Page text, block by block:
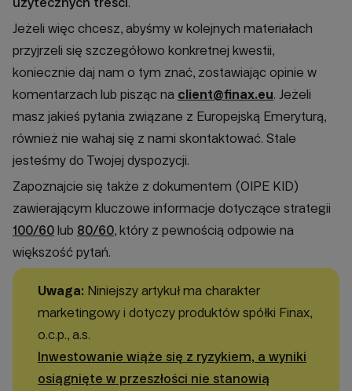
Jeżeli więc chcesz, abyśmy w kolejnych materiałach
przyjrzeli się szczegółowo konkretnej kwestii,
koniecznie daj nam o tym znać, zostawiając opinie w
komentarzach lub pisząc na client@finax.eu. Jeżeli
masz jakieś pytania związane z Europejską Emeryturą,
również nie wahaj się z nami skontaktować. Stale
jesteśmy do Twojej dyspozycji.
Zapoznajcie się także z dokumentem (OIPE KID)
zawierającym kluczowe informacje dotyczące strategii
100/60 lub 80/60, który z pewnością odpowie na
większość pytań.
Uwaga: Niniejszy artykuł ma charakter
marketingowy i dotyczy produktów spółki Finax,
o.c.p., a.s.
Inwestowanie wiąże się z ryzykiem, a wyniki
osiągnięte w przeszłości nie stanowią